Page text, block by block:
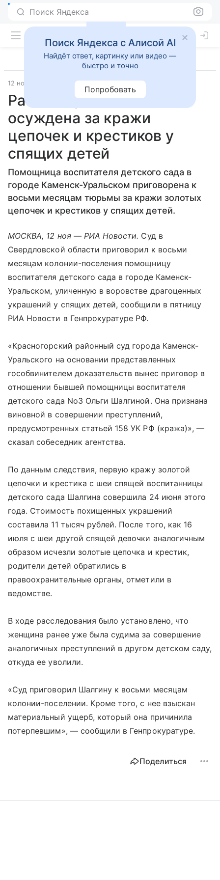
Поиск Яндекса
12 ноября 2010
Работница детсада
осуждена за кражи
цепочек и крестиков у
спящих детей
Помощница воспитателя детского сада в
городе Каменск-Уральском приговорена к
восьми месяцам тюрьмы за кражи золотых
цепочек и крестиков у спящих детей.
МОСКВА, 12 ноя — РИА Новости. Суд в
Свердловской области приговорил к восьми
месяцам колонии-поселения помощницу
воспитателя детского сада в городе Каменск-
Уральском, уличенную в воровстве драгоценных
украшений у спящих детей, сообщили в пятницу
РИА Новости в Генпрокуратуре РФ.
«Красногорский районный суд города Каменск-
Уральского на основании представленных
гособвинителем доказательств вынес приговор в
отношении бывшей помощницы воспитателя
детского сада No3 Ольги Шалгиной. Она признана
виновной в совершении преступлений,
предусмотренных статьей 158 УК РФ (кража)», —
сказал собеседник агентства.
По данным следствия, первую кражу золотой
цепочки и крестика с шеи спящей воспитанницы
детского сада Шалгина совершила 24 июня этого
года. Стоимость похищенных украшений
составила 11 тысяч рублей. После того, как 16
июля с шеи другой спящей девочки аналогичным
образом исчезли золотые цепочка и крестик,
родители детей обратились в
правоохранительные органы, отметили в
ведомстве.
В ходе расследования было установлено, что
женщина ранее уже была судима за совершение
аналогичных преступлений в другом детском саду,
откуда ее уволили.
«Суд приговорил Шалгину к восьми месяцам
колонии-поселении. Кроме того, с нее взыскан
материальный ущерб, который она причинила
потерпевшим», — сообщили в Генпрокуратуре.
Поделиться
Поиск Яндекса с Алисой AI
Найдёт ответ, картинку или видео —
быстро и точно
Попробовать